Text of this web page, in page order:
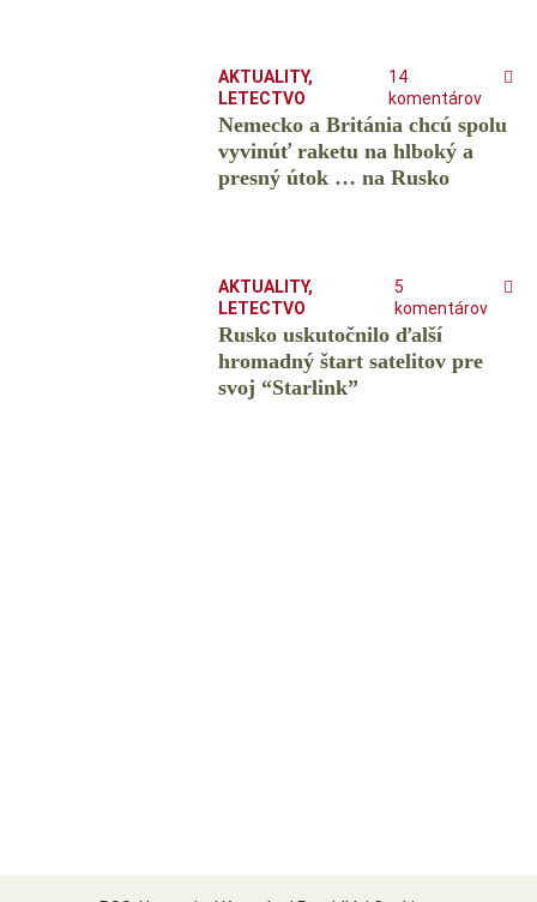
AKTUALITY,
LETECTVO
14
komentárov
Nemecko a Británia chcú spolu
vyvinúť raketu na hlboký a
presný útok … na Rusko
AKTUALITY,
LETECTVO
5
komentárov
Rusko uskutočnilo ďalší
hromadný štart satelitov pre
svoj “Starlink”